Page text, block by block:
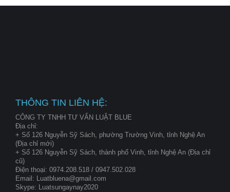
THÔNG TIN LIÊN HỆ:
CÔNG TY TNHH TƯ VẤN LUẬT BLUE
Địa chỉ:
+ Số 126 Nguyễn Sỹ Sách, phường Trường Vinh, tỉnh Nghệ An
(Địa chỉ mới)
+ Số 126 Nguyễn Sỹ Sách, thành phố Vinh, tỉnh Nghệ An (Địa chỉ
cũ)
Điện thoại: 0974.208.518 / 0947.502.028
Email: Luatbluena@gmail.com
Skype: Luatsungaynay2020